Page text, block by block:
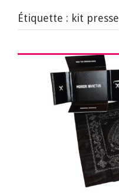
Étiquette : kit presse